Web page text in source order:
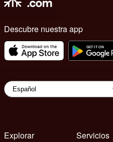
Descubre nuestra app
Explorar
Servicios